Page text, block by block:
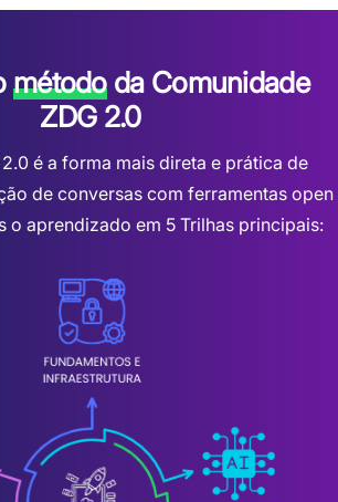
métododa Comunidade
ZDG 2.0
é a forma mais direta e prática de
de conversas com ferramentas open
o aprendizado em 5 Trilhas principais: